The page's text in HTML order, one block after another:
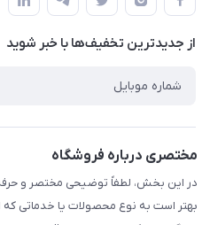
لیست محصولات
درباره ما
حریم خصوصی
راهنما
از جدید‌ترین تخفیف‌ها با‌ خبر شوید
مختصری درباره فروشگاه
در این بخش، لطفاً توضیحی مختصر و
بهتر است به نوع محصولات یا خدماتی که